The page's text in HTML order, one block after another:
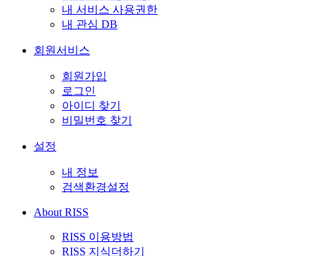
내 서비스 사용권한
내 관심 DB
회원서비스
회원가입
로그인
아이디 찾기
비밀번호 찾기
설정
내 정보
검색환경설정
About RISS
RISS 이용방법
RISS 지식더하기